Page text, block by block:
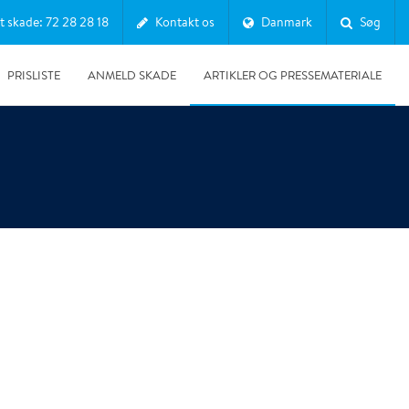
skade: 72 28 28 18 Kontakt os Danmark Søg
PRISLISTE ANMELD SKADE ARTIKLER OG PRESSEMATERIALE